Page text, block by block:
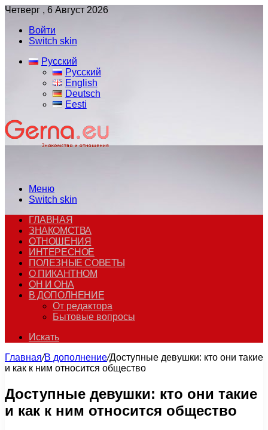
Четверг , 6 Август 2026
Войти
Switch skin
Русский
Русский
English
Deutsch
Eesti
Меню
Switch skin
ГЛАВНАЯ
ЗНАКОМСТВА
ОТНОШЕНИЯ
ИНТЕРЕСНОЕ
ПОЛЕЗНЫЕ СОВЕТЫ
О ПИКАНТНОМ
ОН И ОНА
В ДОПОЛНЕНИЕ
От редактора
Бытовые вопросы
Искать
Главная/В дополнение/Доступные девушки: кто они такие
и как к ним относится общество
Доступные девушки: кто они такие
и как к ним относится общество